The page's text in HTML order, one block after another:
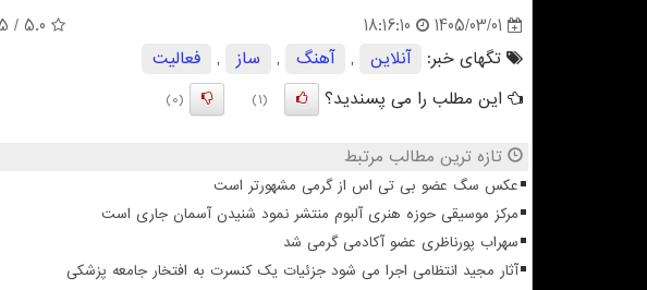
1405/03/01
18:16:10
5.0
/ 5
تگهای خبر:
آنلاین , آهنگ , ساز ,
فعالیت
این مطلب را می پسندید؟
(1)
(0)
تازه ترین مطالب مرتبط
عکس سگ عضو بی تی اس از گرمی مشهورتر است
مرکز موسیقی حوزه هنری آلبوم منتشر نمود شنیدن آسمان جاری است
سهراب پورناظری عضو آکادمی گرمی شد
آثار مجید انتظامی اجرا می شود جزئیات یک کنسرت به افتخار جامعه پزشکی